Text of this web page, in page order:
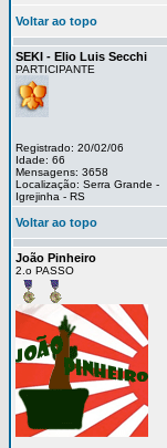
Voltar ao topo
SEKI - Elio Luis Secchi
PARTICIPANTE
Registrado: 20/02/06
Idade: 66
Mensagens: 3658
Localização: Serra Grande -
Igrejinha - RS
Voltar ao topo
João Pinheiro
2.o PASSO